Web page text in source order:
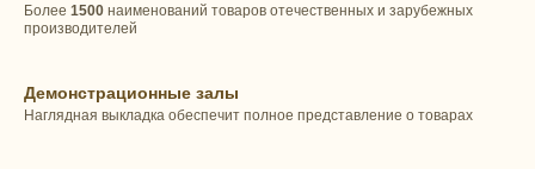
Более 1500 наименований товаров отечественных и зарубежных
производителей
Демонстрационные залы
Наглядная выкладка обеспечит полное представление о товарах